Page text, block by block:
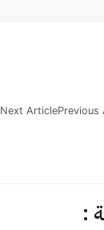
Previous
Next Article
: